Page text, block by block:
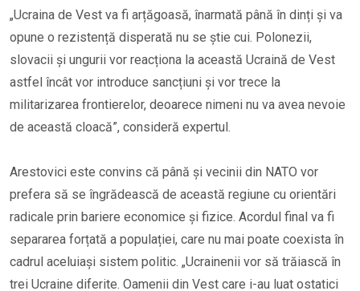
„Ucraina de Vest va fi arțăgoasă, înarmată până în dinți și va
opune o rezistență disperată nu se știe cui. Polonezii,
slovacii și ungurii vor reacționa la această Ucraină de Vest
astfel încât vor introduce sancțiuni și vor trece la
militarizarea frontierelor, deoarece nimeni nu va avea nevoie
de această cloacă”, consideră expertul.
Arestovici este convins că până și vecinii din NATO vor
prefera să se îngrădească de această regiune cu orientări
radicale prin bariere economice și fizice. Acordul final va fi
separarea forțată a populației, care nu mai poate coexista în
cadrul aceluiași sistem politic. „Ucrainenii vor să trăiască în
trei Ucraine diferite. Oamenii din Vest care i-au luat ostatici